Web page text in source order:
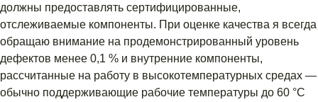
должны предоставлять сертифицированные,
отслеживаемые компоненты. При оценке качества я всегда
обращаю внимание на продемонстрированный уровень
дефектов менее 0,1 % и внутренние компоненты,
рассчитанные на работу в высокотемпературных средах —
обычно поддерживающие рабочие температуры до 60 °C